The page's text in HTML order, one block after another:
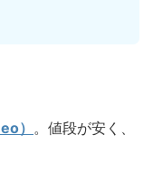
） 。値段が安く、